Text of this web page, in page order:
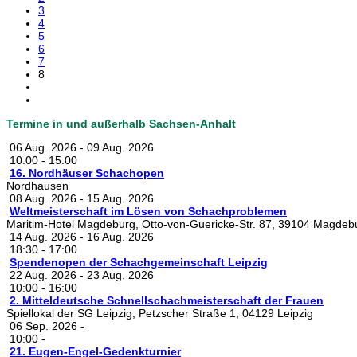
3
4
5
6
7
8
Termine in und außerhalb Sachsen-Anhalt
06 Aug. 2026 - 09 Aug. 2026
10:00 - 15:00
16. Nordhäuser Schachopen
Nordhausen
08 Aug. 2026 - 15 Aug. 2026
Weltmeisterschaft im Lösen von Schachproblemen
Maritim-Hotel Magdeburg, Otto-von-Guericke-Str. 87, 39104
14 Aug. 2026 - 16 Aug. 2026
18:30 - 17:00
Spendenopen der Schachgemeinschaft Leipzig
22 Aug. 2026 - 23 Aug. 2026
10:00 - 16:00
2. Mitteldeutsche Schnellschachmeisterschaft der Frauen
Spiellokal der SG Leipzig, Petzscher Straße 1, 04129 Leipzig
06 Sep. 2026 -
10:00 -
21. Eugen-Engel-Gedenkturnier